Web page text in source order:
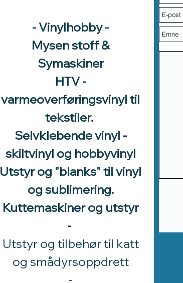
- Vinylhobby -
Mysen stoff &
Symaskiner
HTV -
varmeoverføringsvinyl til
tekstiler.
Selvklebende vinyl -
skiltvinyl og hobbyvinyl
Utstyr og "blanks" til vinyl
og sublimering.
Kuttemaskiner og utstyr
-
Utstyr og tilbehør til katt
og smådyrsoppdrett
​-